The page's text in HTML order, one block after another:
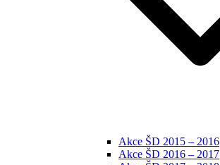
Akce ŠD 2015 – 2016
Akce ŠD 2016 – 2017